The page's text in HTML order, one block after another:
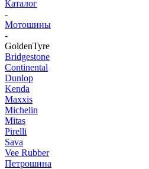
Каталог
-
Мотошины
-
GoldenTyre
Bridgestone
Continental
Dunlop
Kenda
Maxxis
Michelin
Mitas
Pirelli
Sava
Vee Rubber
Петрошина